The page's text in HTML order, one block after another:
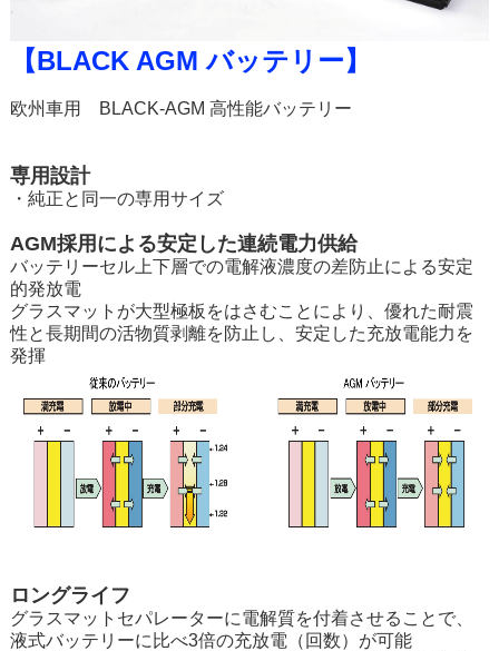
【BLACK AGM バッテリー】
欧州車用 BLACK-AGM 高性能バッテリー
専用設計
・純正と同一の専用サイズ
AGM採用による安定した連続電力供給
バッテリーセル上下層での電解液濃度の差防止による安定
的発放電
グラスマットが大型極板をはさむことにより、優れた耐震
性と長期間の活物質剥離を防止し、安定した充放電能力を
発揮
ロングライフ
グラスマットセパレーターに電解質を付着させることで、
液式バッテリーに比べ3倍の充放電（回数）が可能